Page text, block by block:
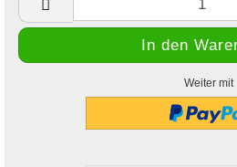
Weiter mit